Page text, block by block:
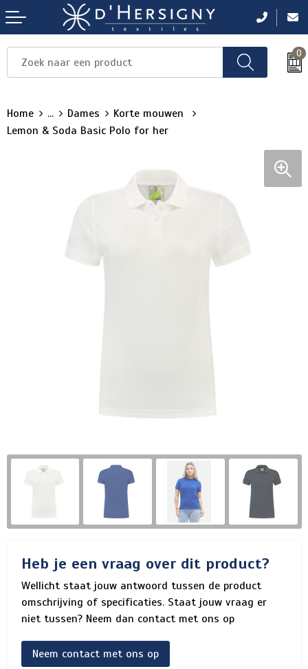
0
Home ... Dames
Korte mouwen
Lemon & Soda Basic Polo for her
Heb je een vraag over dit product?
Wellicht staat jouw antwoord tussen de product
omschrijving of specificaties. Staat jouw vraag er
niet tussen? Neem dan contact met ons op
Neem contact met ons op